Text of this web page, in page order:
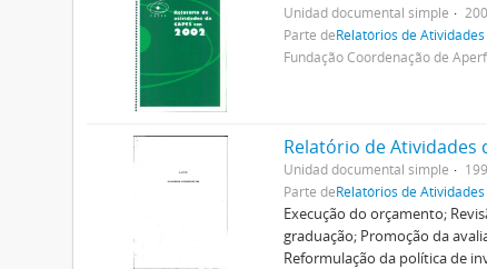
Unidad documental simple
Parte deRelatórios de Atividades
Fundação Coordenação de
Relatório de Atividades
Unidad documental simple
Parte deRelatórios de Atividades
Execução do orçamento;
graduação; Promoção da
Reformulação da política de